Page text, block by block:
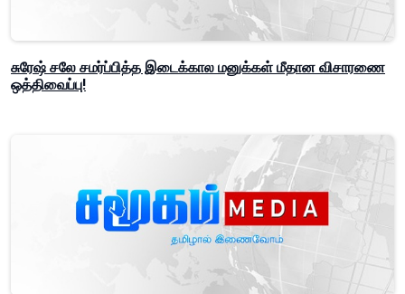
சுரேஷ் சலே சமர்ப்பித்த இடைக்கால மனுக்கள் மீதான விசாரணை
ஒத்திவைப்பு!